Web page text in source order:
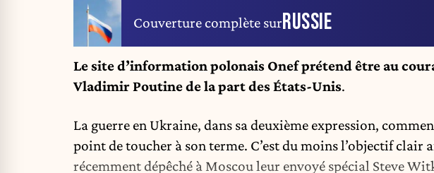
Couverture complète surRUSSIE
Le site d’information polonais Onef prétend être au
Vladimir Poutine de la part des États-Unis.
La guerre en Ukraine, dans sa deuxième expression,
point de toucher à son terme. C’est du moins l’objectif clair
récemment dépêché à Moscou leur envoyé spécial Steve